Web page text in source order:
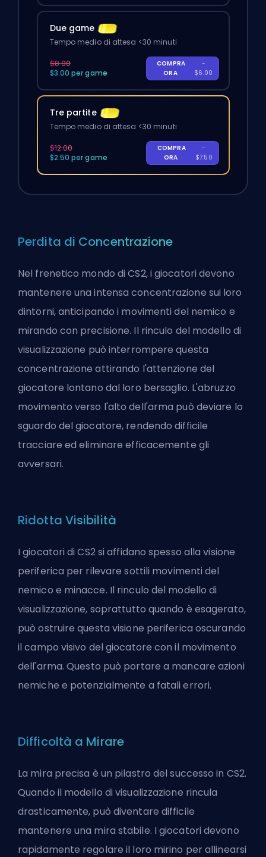
Due game
Tempo medio di attesa <30 minuti
$8.00
$3.00 per game
COMPRA
ORA
-
$6.00
Tre partite
Tempo medio di attesa <30 minuti
$12.00
$2.50 per game
COMPRA
ORA
-
$7.50
Perdita di Concentrazione
Nel frenetico mondo di CS2, i giocatori devono
mantenere una intensa concentrazione sui loro
dintorni, anticipando i movimenti del nemico e
mirando con precisione. Il rinculo del modello di
visualizzazione può interrompere questa
concentrazione attirando l'attenzione del
giocatore lontano dal loro bersaglio. L'abruzzo
movimento verso l'alto dell'arma può deviare lo
sguardo del giocatore, rendendo difficile
tracciare ed eliminare efficacemente gli
avversari.
Ridotta Visibilità
I giocatori di CS2 si affidano spesso alla visione
periferica per rilevare sottili movimenti del
nemico e minacce. Il rinculo del modello di
visualizzazione, soprattutto quando è esagerato,
può ostruire questa visione periferica oscurando
il campo visivo del giocatore con il movimento
dell'arma. Questo può portare a mancare azioni
nemiche e potenzialmente a fatali errori.
Difficoltà a Mirare
La mira precisa è un pilastro del successo in CS2.
Quando il modello di visualizzazione rincula
drasticamente, può diventare difficile
mantenere una mira stabile. I giocatori devono
rapidamente regolare il loro mirino per allinearsi